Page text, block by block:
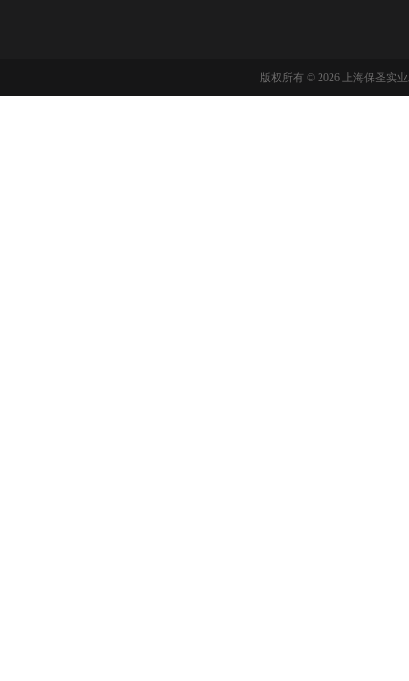
版权所有 © 2026 上海保圣实